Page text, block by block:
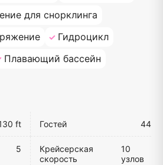
для снорклинга
Гидроцикл
Плавающий бассейн
ft Гостей 44
5
Крейсерская
скорость
10
узлов